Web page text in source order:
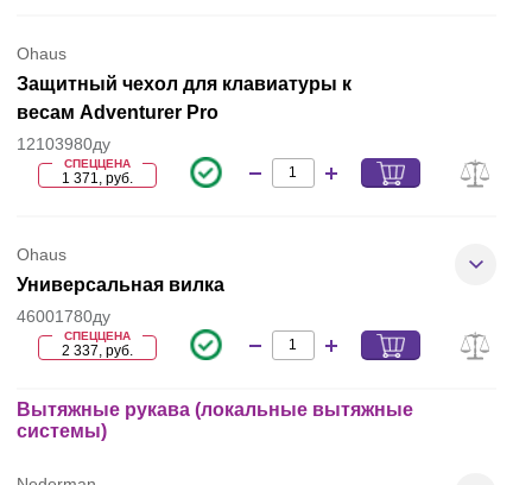
Ohaus
Защитный чехол для клавиатуры к
весам Adventurer Pro
12103980ду
СПЕЦЦЕНА
1 371, руб.
Ohaus
Универсальная вилка
46001780ду
СПЕЦЦЕНА
2 337, руб.
Вытяжные рукава (локальные вытяжные
системы)